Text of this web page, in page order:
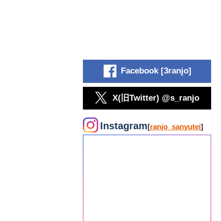
Facebook [3ranjo]
X(旧Twitter) @s_ranjo
Instagram[ranjo_sanyutei]